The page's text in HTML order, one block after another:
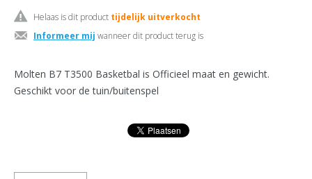
Helaas is dit product tijdelijk uitverkocht
Informeer mij wanneer dit product terug is
Molten B7 T3500 Basketbal is Officieel maat en gewicht.
Geschikt voor de tuin/buitenspel